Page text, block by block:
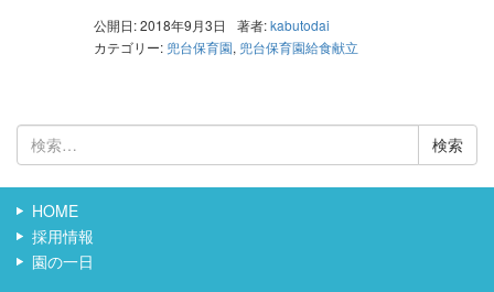
公開日: 2018年9月3日 著者:kabutodai
カテゴリー: 兜台保育園, 兜台保育園給食献立
検
索:
HOME
採用情報
園の一日